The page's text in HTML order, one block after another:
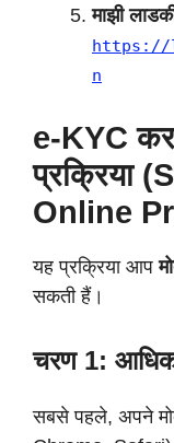
माझी
https://
n
e-KYC
प्रक्रिया
Online
यह प्रक्रिया आप
सकती हैं।
चरण 1:
सबसे पहले, अपने